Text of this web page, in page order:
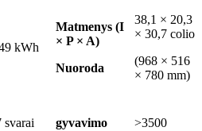
kWh
Matmenys (I
× P × A)
Nuoroda
38,1 × 20,3
× 30,7 colio
(968 × 516
× 780 mm)
svarai
gyvavimo
>3500